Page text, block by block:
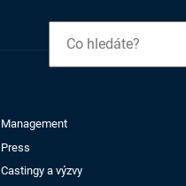
Management
Press
Castingy a výzvy